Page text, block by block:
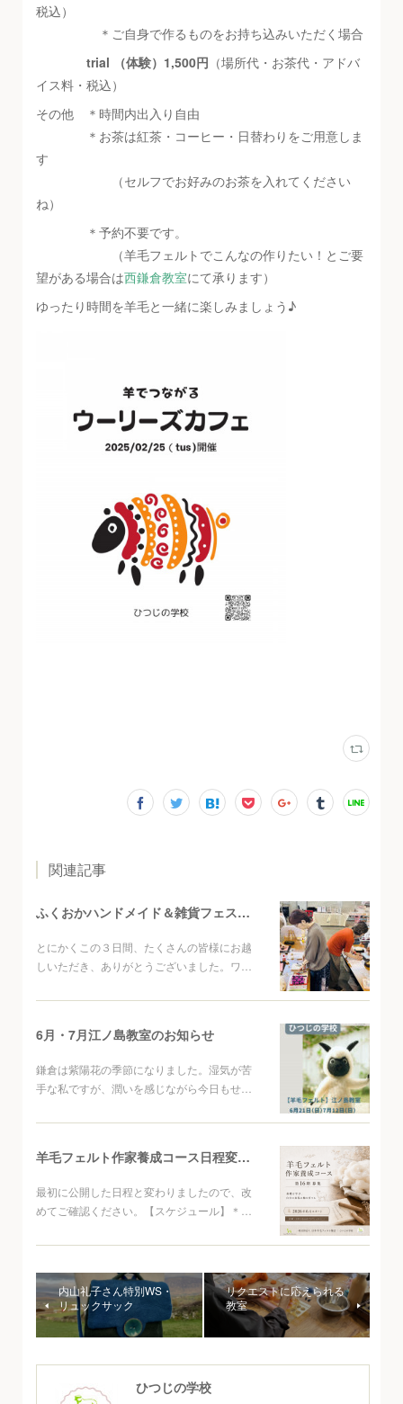
税込）
＊ご自身で作るものをお持ち込みいただく場合
trial （体験）1,500円 （場所代・お茶代・アドバ
イス料・税込）
その他 ＊時間内出入り自由
＊お茶は紅茶・コーヒー・日替わりをご用意しま
す
（セルフでお好みのお茶を入れてください
ね）
＊予約不要です。
（羊毛フェルトでこんなの作りたい！とご要
望がある場合は西鎌倉教室にて承ります）
ゆったり時間を羊毛と一緒に楽しみましょう♪
関連記事
ふくおかハンドメイド＆雑貨フェスタご来場ありがとうございました
とにかくこの３日間、たくさんの皆様にお越
しいただき、ありがとうございました。ワ…
6月・7月江ノ島教室のお知らせ
鎌倉は紫陽花の季節になりました。湿気が苦
手な私ですが、潤いを感じながら今日もせ…
羊毛フェルト作家養成コース日程変更について
最初に公開した日程と変わりましたので、改
めてご確認ください。【スケジュール】＊…
内山礼子さん特別WS・
リュックサック
リクエストに応えられる
教室
ひつじの学校